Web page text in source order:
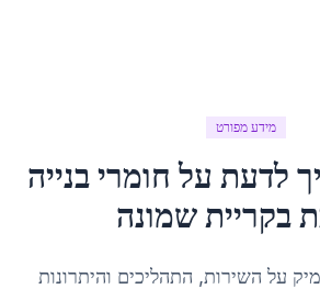
מידע מפורט
לדעת על חומרי בנייה
בקריית שמונה
על השירות, התהליכים והיתרונות